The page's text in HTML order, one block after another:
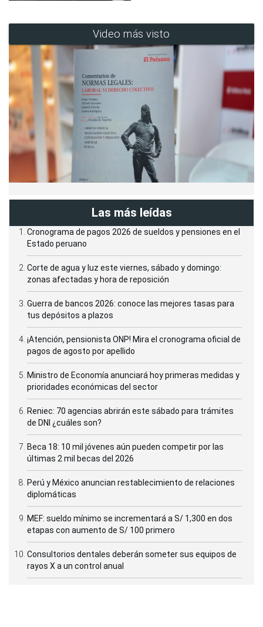
Video más visto
Las más leídas
Cronograma de pagos 2026 de sueldos y pensiones en el
Estado peruano
Corte de agua y luz este viernes, sábado y domingo:
zonas afectadas y hora de reposición
Guerra de bancos 2026: conoce las mejores tasas para
tus depósitos a plazos
¡Atención, pensionista ONP! Mira el cronograma oficial de
pagos de agosto por apellido
Ministro de Economía anunciará hoy primeras medidas y
prioridades económicas del sector
Reniec: 70 agencias abrirán este sábado para trámites
de DNI ¿cuáles son?
Beca 18: 10 mil jóvenes aún pueden competir por las
últimas 2 mil becas del 2026
Perú y México anuncian restablecimiento de relaciones
diplomáticas
MEF: sueldo mínimo se incrementará a S/ 1,300 en dos
etapas con aumento de S/ 100 primero
Consultorios dentales deberán someter sus equipos de
rayos X a un control anual